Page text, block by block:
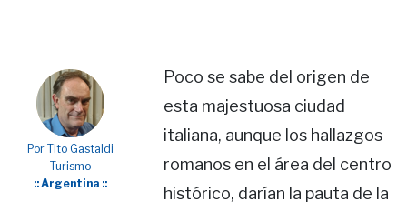
Por Tito Gastaldi
Turismo
:: Argentina ::
Poco se sabe del origen de
esta majestuosa ciudad
italiana, aunque los hallazgos
romanos en el área del centro
histórico, darían la pauta de la